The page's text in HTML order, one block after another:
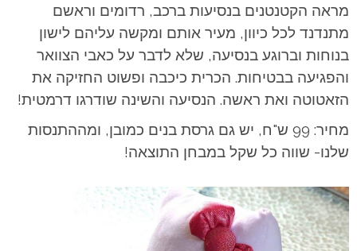
מראה הקטנטנים בנסיעות ברכב, רדומים וראשם
מתנדנד לכל כיוון, מעיר אותם ומקשה עליהם לישון
בנוחות וברוגע בנסיעה, שלא לדבר על כאבי הצוואר
והפגיעה בבטיחות. הכרית כיכבה ופשוט החזיקה את
הזאטוטה ואת ראשה. הנסיעה והשינה שודרגו דרמטית!
מחיר: 99 ש"ח, יש גם גרסת בנים כמובן, ומההתנסות
שלנו- שווה כל שקל במבחן התוצאה!